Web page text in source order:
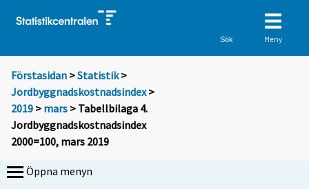
Sök Meny
Förstasidan >Statistik >
Jordbyggnadskostnadsindex>
2019 > mars > Tabellbilaga 4.
Jordbyggnadskostnadsindex
2000=100, mars 2019
Öppna menyn